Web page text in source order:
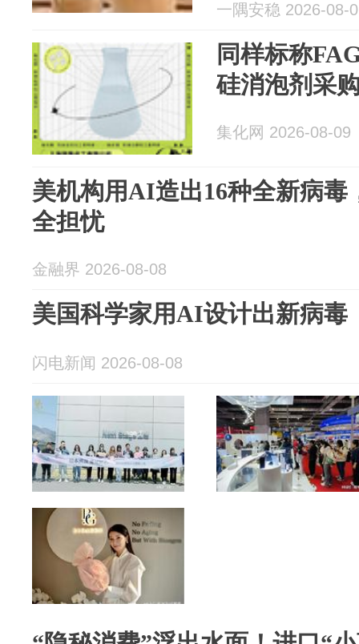
一隅安稳 2026-08-
同样标称
硅消泡剂采
集化网 2026-08-09
美机构用AI造出16种全新病毒
全担忧
金融界 2026-08-08
美国科学家用AI设计出新病毒
闪电新闻 2026-08-08